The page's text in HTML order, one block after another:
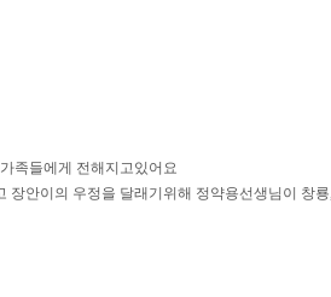
족들에게 전해지고있어요
장안이의 우정을 달래기위해 정약용선생님이 창